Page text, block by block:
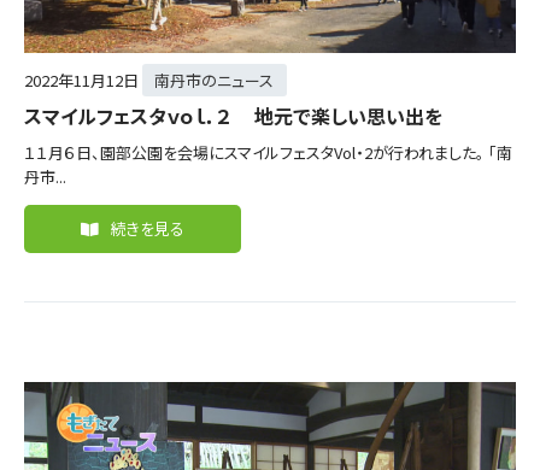
2022年11月12日 南丹市のニュース
スマイルフェスタｖｏｌ．２ 地元で楽しい思い出を
１１月６日、園部公園を会場にスマイルフェスタVol・2が行われました。 「南
丹市...
続きを見る